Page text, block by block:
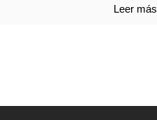
Leer más